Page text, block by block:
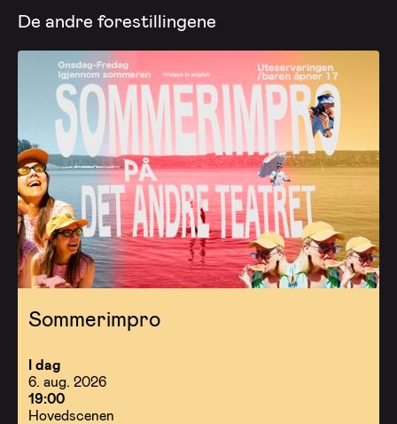
De andre forestillingene
Sommerimpro
I dag
6. aug. 2026
19:00
Hovedscenen